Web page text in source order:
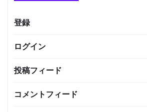
登録
ログイン
投稿フィード
コメントフィード